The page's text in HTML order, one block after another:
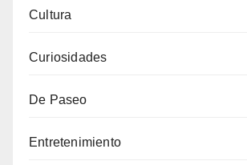
Cultura
Curiosidades
De Paseo
Entretenimiento